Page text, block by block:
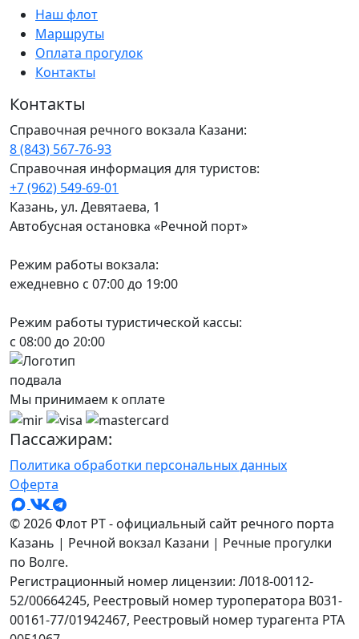
Наш флот
Маршруты
Оплата прогулок
Контакты
Контакты
Справочная речного вокзала Казани:
8 (843) 567-76-93
Справочная информация для туристов:
+7 (962) 549-69-01
Казань, ул. Девятаева, 1
Автобусная остановка «Речной порт»
Режим работы вокзала:
ежедневно с 07:00 до 19:00
Режим работы туристической кассы:
с 08:00 до 20:00
Мы принимаем к оплате
Пассажирам:
Политика обработки персональных данных
Оферта
© 2026 Флот РТ - официальный сайт речного порта
Казань | Речной вокзал Казани | Речные прогулки
по Волге.
Регистрационный номер лицензии: Л018-00112-
52/00664245, Реестровый номер туроператора В031-
00161-77/01942467, Реестровый номер турагента РТА